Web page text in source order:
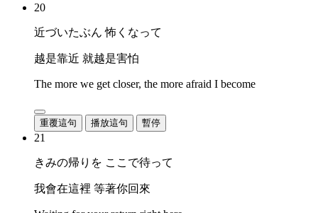
20
近づいたぶん 怖くなって
越是靠近 就越是害怕
The more we get closer, the more afraid I become
重覆這句 播放這句 暫停
21
きみの帰りを ここで待って
我會在這裡 等著你回來